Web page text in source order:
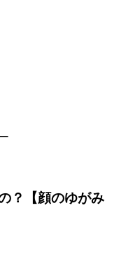
？【顔のゆがみ